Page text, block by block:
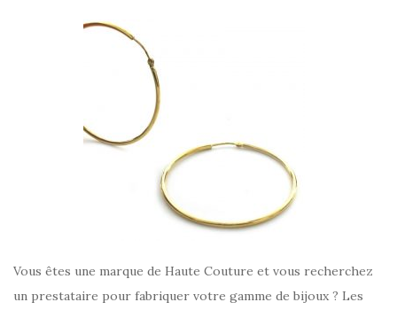
Vous êtes une marque de Haute Couture et vous recherchez
un prestataire pour fabriquer votre gamme de bijoux ? Les